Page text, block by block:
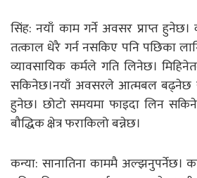
सिंह: नयाँ काम गर्ने अवसर प्राप्त हुनेछ।
तत्काल धेरै गर्न नसकिए पनि पछिका
व्यावसायिक कर्मले गति लिनेछ।
सकिनेछ।नयाँ अवसरले आत्मबल बढ्नेछ र
हुनेछ। छोटो समयमा फाइदा लिन
बौद्धिक क्षेत्र फराकिलो बन्नेछ।
कन्या: सानातिना काममै अल्झनुपर्नेछ।